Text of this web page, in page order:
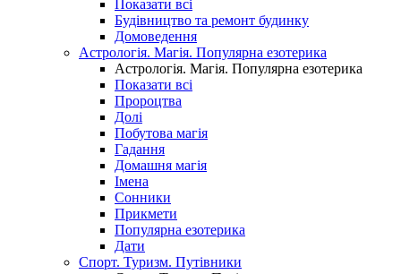
Показати всі
Будівництво та ремонт будинку
Домоведення
Астрологія. Магія. Популярна езотерика
Астрологія. Магія. Популярна езотерика
Показати всі
Пророцтва
Долі
Побутова магія
Гадання
Домашня магія
Імена
Сонники
Прикмети
Популярна езотерика
Дати
Спорт. Туризм. Путівники